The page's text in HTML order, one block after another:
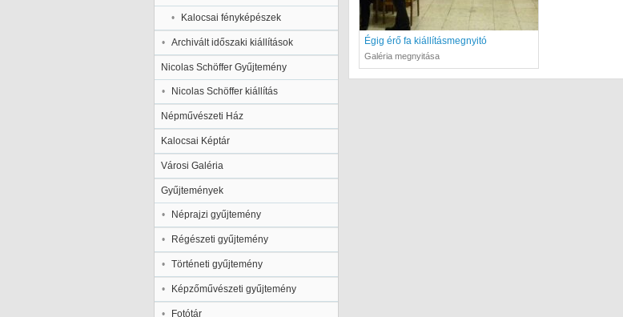
Kalocsai fényképészek
Archivált időszaki kiállítások
Nicolas Schöffer Gyűjtemény
Nicolas Schöffer kiállítás
Népművészeti Ház
Kalocsai Képtár
Városi Galéria
Gyűjtemények
Néprajzi gyűjtemény
Régészeti gyűjtemény
Történeti gyűjtemény
Képzőművészeti gyűjtemény
Fotótár
Égig érő fa kiállításmegnyitó
Galéria megnyitása